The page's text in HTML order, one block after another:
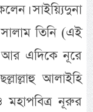
সাইয়্যিদুনা
তিনি (এই
এদিকে নূরে
আলাইহি
মহাপবিত্র নূরুর